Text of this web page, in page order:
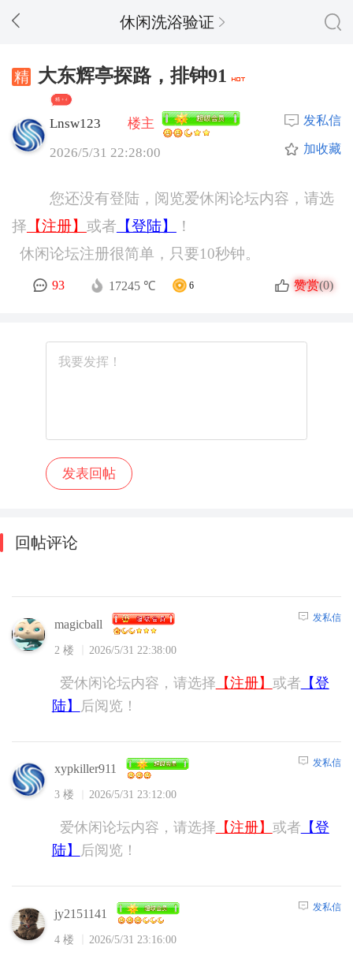
休闲洗浴验证
大东辉亭探路，排钟91
精 + 4
Lnsw123
楼主
2026/5/31 22:28:00
发私信
加收藏
您还没有登陆，阅览爱休闲论坛内容，请选
择 【注册】 或者 【登陆】
！
休闲论坛注册很简单，只要10秒钟。
93 17245 ℃ 6 赞赏(0)
回帖评论
magicball
2 楼 2026/5/31 22:38:00
发私信
爱休闲论坛内容，请选择 【注册】 或者 【登
陆】
后阅览！
xypkiller911
3 楼 2026/5/31 23:12:00
发私信
爱休闲论坛内容，请选择 【注册】 或者 【登
陆】
后阅览！
jy2151141
4 楼 2026/5/31 23:16:00
发私信